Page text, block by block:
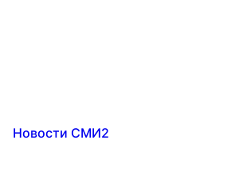
Новости СМИ2